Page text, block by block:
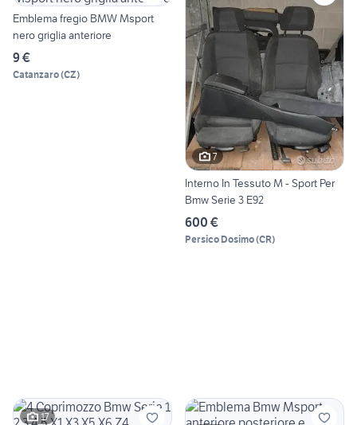
Emblema fregio BMW Msport
nero griglia anteriore
9 €
Catanzaro(CZ)
7
Interno In Tessuto M - Sport Per
Bmw Serie 3 E92
600 €
Persico Dosimo(CR)
17